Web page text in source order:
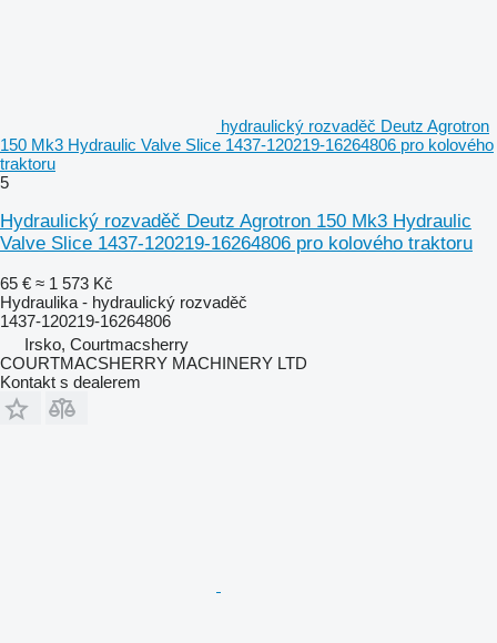
hydraulický rozvaděč Deutz Agrotron
150 Mk3 Hydraulic Valve Slice 1437-120219-16264806 pro kolového
traktoru
5
Hydraulický rozvaděč Deutz Agrotron 150 Mk3 Hydraulic
Valve Slice 1437-120219-16264806 pro kolového traktoru
65 € ≈ 1 573 Kč
Hydraulika - hydraulický rozvaděč
1437-120219-16264806
Irsko, Courtmacsherry
COURTMACSHERRY MACHINERY LTD
Kontakt s dealerem